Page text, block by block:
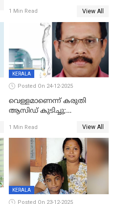
ഗർഭിണിയായ യുവതിക്ക് ക്രൂര
1 Min Read View All
KERALA
Posted On 24-12-2025
വെള്ളമാണെന്ന് കരുതി
ആസിഡ് കുടിച്ചു;
മരിച്ചു
1 Min Read View All
KERALA
Posted On 23-12-2025